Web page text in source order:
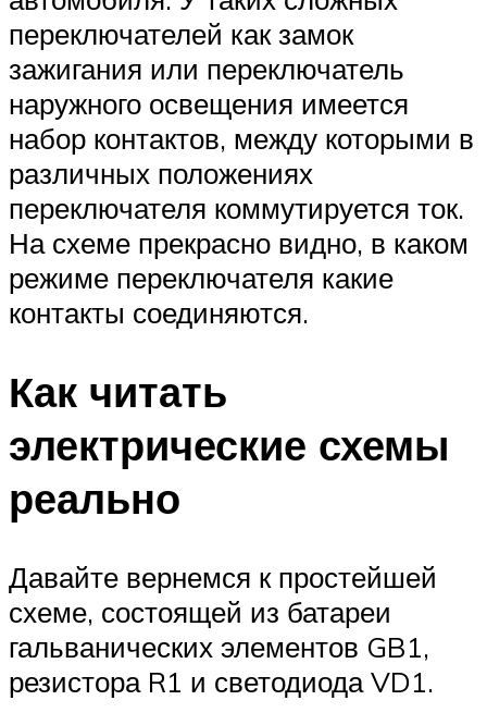
переключателей как замок
зажигания или переключатель
наружного освещения имеется
набор контактов, между которыми в
различных положениях
переключателя коммутируется ток.
На схеме прекрасно видно, в каком
режиме переключателя какие
контакты соединяются.
Как читать
электрические схемы
реально
Давайте вернемся к простейшей
схеме, состоящей из батареи
гальванических элементов GB1,
резистора R1 и светодиода VD1.